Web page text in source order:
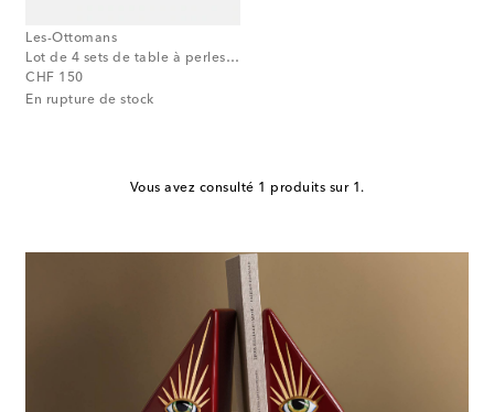
Les-Ottomans
Lot de 4 sets de table à perles fantaisie
CHF 150
original price
En rupture de stock
Vous avez consulté 1 produits sur 1.